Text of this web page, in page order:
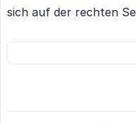
sich auf der rechten